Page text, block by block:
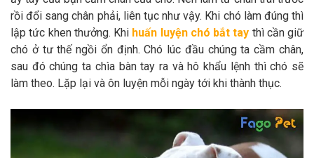
rồi đổi sang chân phải, liên tục như vậy. Khi chó làm đúng thì
lập tức khen thưởng. Khi huấn luyện chó bắt tay thì cần giữ
chó ở tư thế ngồi ổn định. Chó lúc đầu chúng ta cầm chân,
sau đó chúng ta chìa bàn tay ra và hô khẩu lệnh thì chó sẽ
làm theo. Lặp lại và ôn luyện mỗi ngày tới khi thành thục.